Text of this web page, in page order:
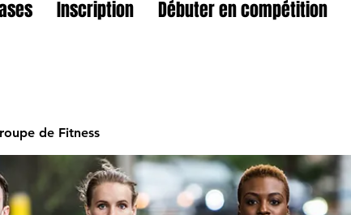
Inscription Débuter en compétition
de Fitness